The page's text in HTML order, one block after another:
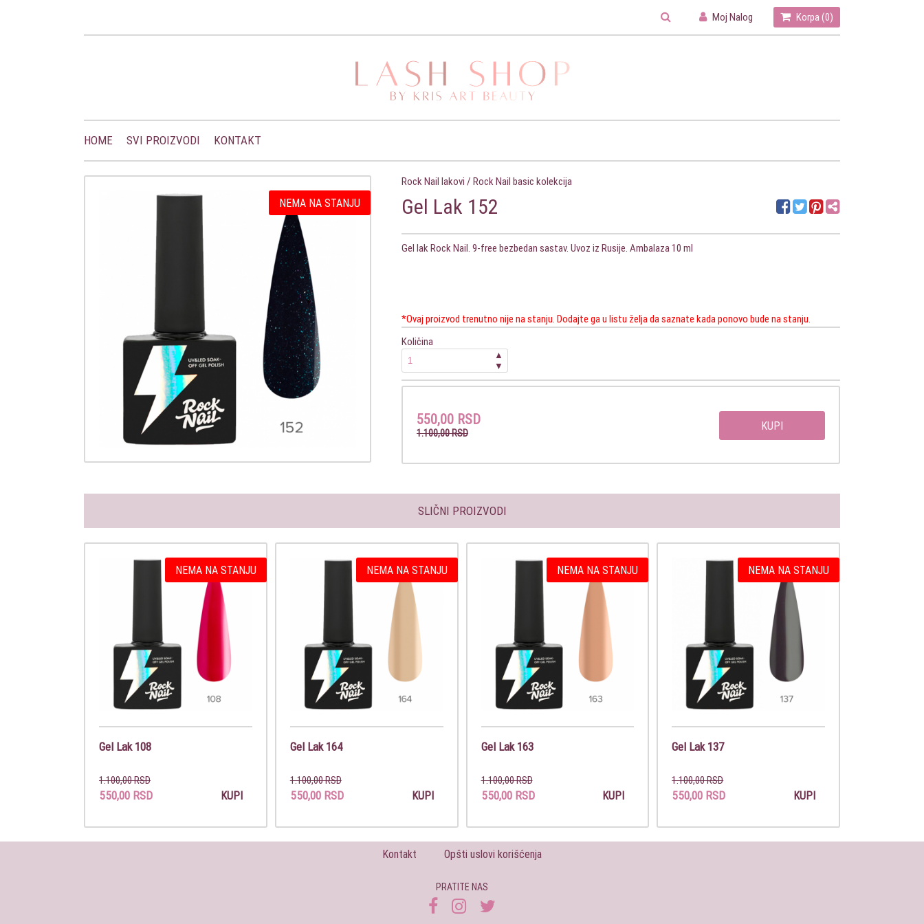
Moj Nalog Korpa (0)
HOME SVI PROIZVODI KONTAKT
NEMA NA STANJU
Rock Nail lakovi / Rock Nail basic kolekcija
Gel Lak 152
Gel lak Rock Nail. 9-free bezbedan sastav. Uvoz iz Rusije. Ambalaza 10 ml
*Ovaj proizvod trenutno nije na stanju. Dodajte ga u listu želja da saznate kada ponovo bude na stanju.
Količina
▲
▼
550,00 RSD
1.100,00 RSD
KUPI
SLIČNI PROIZVODI
NEMA NA STANJU
Gel Lak 108
1.100,00 RSD
550,00 RSD KUPI
NEMA NA STANJU
Gel Lak 164
1.100,00 RSD
550,00 RSD KUPI
NEMA NA STANJU
Gel Lak 163
1.100,00 RSD
550,00 RSD KUPI
NEMA NA STANJU
Gel Lak 137
1.100,00 RSD
550,00 RSD KUPI
Kontakt Opšti uslovi korišćenja
PRATITE NAS